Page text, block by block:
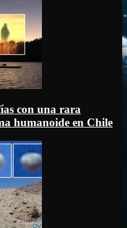
con una rara
humanoide en Chile